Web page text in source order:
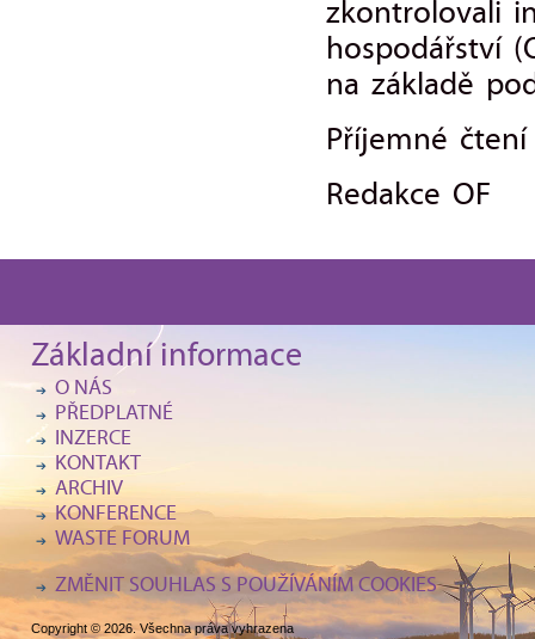
zkontrolovali
hospodářství
na základě
Příjemné
Redakce OF
Základní informace
O NÁS
PŘEDPLATNÉ
INZERCE
KONTAKT
ARCHIV
KONFERENCE
WASTE FORUM
ZMĚNIT SOUHLAS S POUŽÍVÁNÍM COOKIES
Copyright © 2026. Všechna práva vyhrazena